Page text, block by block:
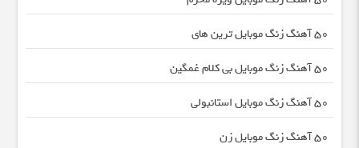
50 آهنگ زنگ موبایل ترین های
50 آهنگ زنگ موبایل بی کلام غمگین
50 آهنگ زنگ موبایل استانبولی
50 آهنگ زنگ موبایل زن